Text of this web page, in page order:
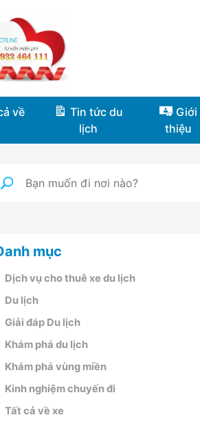
về
Tin tức du
lịch
Giới
thiệu
mục
Dịch vụ cho thuê xe du lịch
Du lịch
Giải đáp Du lịch
Khám phá du lịch
Khám phá vùng miền
Kinh nghiệm chuyến đi
Tất cả về xe